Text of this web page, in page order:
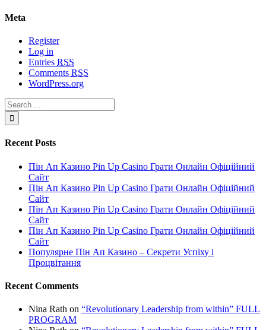
Meta
Register
Log in
Entries RSS
Comments RSS
WordPress.org
Recent Posts
Пін Ап Казино Pin Up Casino Грати Онлайн Офіційний
Сайт
Пін Ап Казино Pin Up Casino Грати Онлайн Офіційний
Сайт
Пін Ап Казино Pin Up Casino Грати Онлайн Офіційний
Сайт
Пін Ап Казино Pin Up Casino Грати Онлайн Офіційний
Сайт
Популярне Пін Ап Казино – Секрети Успіху і
Процвітання
Recent Comments
Nina Rath on “Revolutionary Leadership from within” FULL
PROGRAM